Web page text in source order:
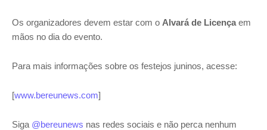
Os organizadores devem estar com o Alvará de Licença em
mãos no dia do evento.
Para mais informações sobre os festejos juninos, acesse:
[www.bereunews.com]
Siga @bereunews nas redes sociais e não perca nenhum